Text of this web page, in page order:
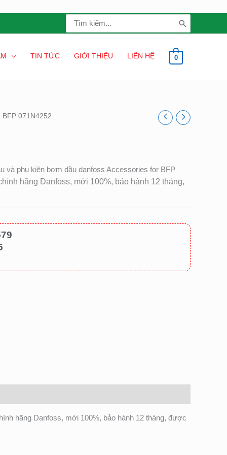
Search
for:
TIN TỨC GIỚI THIỆU LIÊN HỆ 0
071N4252
và phụ kiện bơm dầu danfoss Accessories for BFP
hãng Danfoss, mới 100%, bảo hành 12 tháng,
hãng Danfoss, mới 100%, bảo hành 12 tháng, được